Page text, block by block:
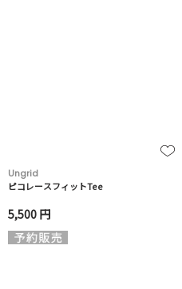
Ungrid
ピコレースフィットTee
5,500 円